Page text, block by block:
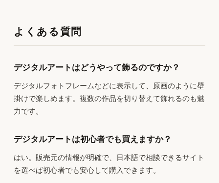
よくある質問
デジタルアートはどうやって飾るのですか？
デジタルフォトフレームなどに表示して、原画のように壁
掛けで楽しめます。複数の作品を切り替えて飾れるのも魅
力です。
デジタルアートは初心者でも買えますか？
はい。販売元の情報が明確で、日本語で相談できるサイト
を選べば初心者でも安心して購入できます。